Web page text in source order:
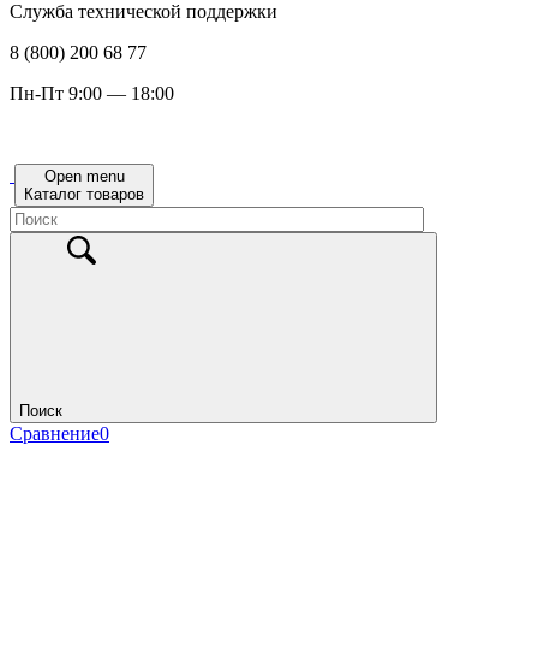
Служба технической поддержки
8 (800) 200 68 77
Пн-Пт 9:00 — 18:00
Open menu
Каталог товаров
Поиск
Сравнение0